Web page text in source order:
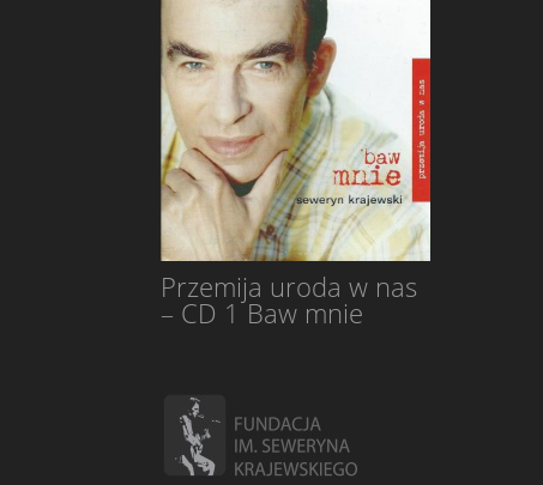
Przemija uroda w nas
– CD 1 Baw mnie